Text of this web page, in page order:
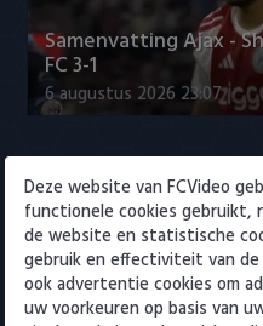
Samenvatting Ajax -
FC 3-1
6 augustus 2026 23:07
Eredivisie
Voorbeschouwing
Deze website van FCVideo
functionele cookies gebruikt,
de website en statistische
gebruik en effectiviteit van
ook advertentie cookies om
uw voorkeuren op basis van